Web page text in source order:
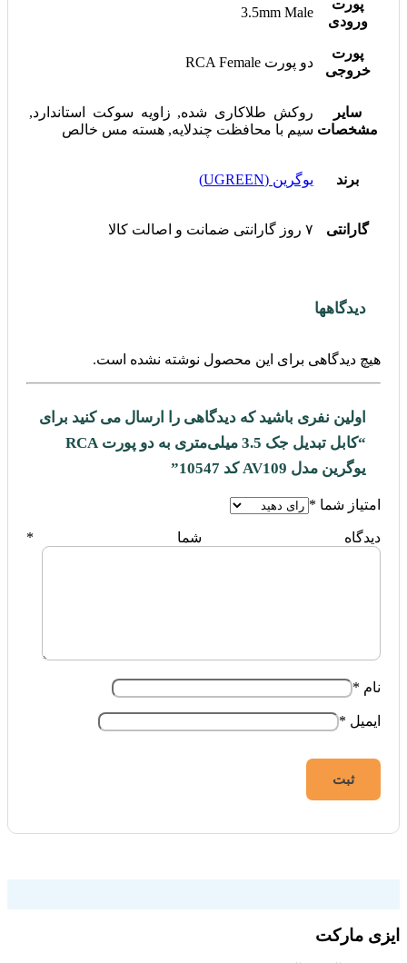
پورت
ورودی
3.5mm Male
پورت
خروجی
دو پورت RCA Female
سایر
مشخصات
روکش طلاکاری شده, زاویه سوکت استاندارد,
سیم با محافظت چندلایه, هسته مس خالص
برند یوگرین (UGREEN)
گارانتی ۷ روز گارانتی ضمانت و اصالت کالا
دیدگاهها
هیچ دیدگاهی برای این محصول نوشته نشده است.
اولین نفری باشید که دیدگاهی را ارسال می کنید برای
“کابل تبدیل جک 3.5 میلی‌متری به دو پورت RCA
یوگرین مدل AV109 کد 10547”
امتیاز شما *
دیدگاه شما *
نام *
ایمیل *
ایزی مارکت